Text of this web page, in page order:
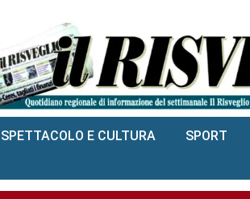
SPETTACOLO E CULTURA SPORT